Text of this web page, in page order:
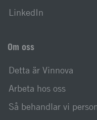
LinkedIn
Om oss
Detta är Vinnova
Arbeta hos oss
Så behandlar vi